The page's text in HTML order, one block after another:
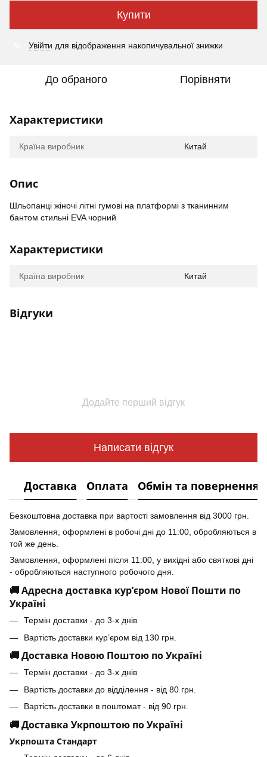
Купити
Увійти для відображення накопичувальної знижки
До обраного Порівняти
Характеристики
Країна виробник Китай
Опис
Шльопанці жіночі літні гумові на платформі з тканинним
бантом стильні EVA чорний
Характеристики
Країна виробник Китай
Відгуки
Додайте перший відгук
Написати відгук
Доставка Оплата Обмін та повернення
Безкоштовна доставка при вартості замовлення від 3000 грн.
Замовлення, оформлені в робочі дні до 11:00, обробляються в
той же день.
Замовлення, оформлені після 11:00, у вихідні або святкові дні
- обробляються наступного робочого дня.
🚚 Адресна доставка кур’єром Нової Пошти по
Україні
Термін доставки - до 3-х днів
Вартість доставки кур’єром від 130 грн.
🚚 Доставка Новою Поштою по Україні
Термін доставки - до 3-х днів
Вартість доставки до відділення - від 80 грн.
Вартість доставки в поштомат - від 90 грн.
🚚 Доставка Укрпоштою по Україні
Укрпошта Стандарт